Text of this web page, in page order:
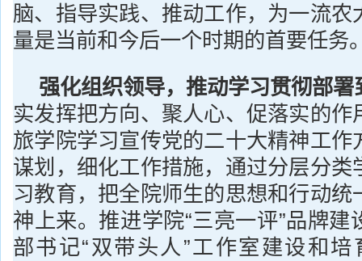
脑、指导实践、推动工作，为一流农
量是当前和今后一个时期的首要任务
强化组织领导，推动学习贯彻部署
实发挥把方向、聚人心、促落实的作
旅学院学习宣传党的二十大精神工作
谋划，细化工作措施，通过分层分类
习教育，把全院师生的思想和行动统
神上来。推进学院“三亮一评”品牌建
部书记“双带头人”工作室建设和培